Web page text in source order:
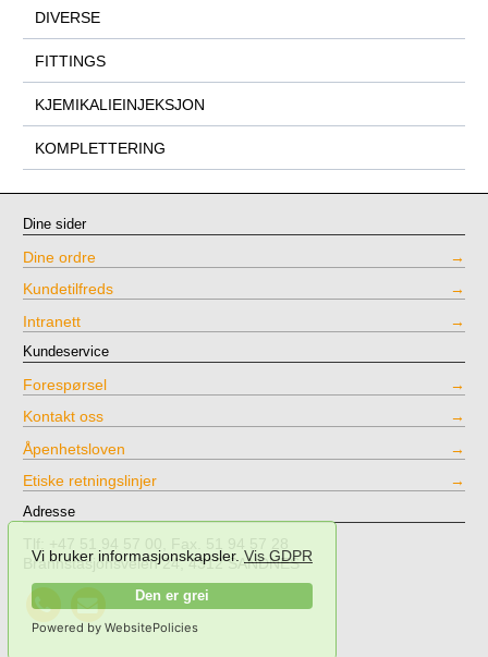
Vi bruker informasjonskapsler.Vis GDPR
Den er grei
Powered by WebsitePolicies
DIVERSE
FITTINGS
KJEMIKALIEINJEKSJON
KOMPLETTERING
Dine sider
Dine ordre
Kundetilfreds
Intranett
Kundeservice
Forespørsel
Kontakt oss
Åpenhetsloven
Etiske retningslinjer
Adresse
Tlf: +47 51 94 57 00, Fax. 51 94 57 28
Brannstasjonsveien 24, 4312 SANDNES
NPT
Testing
Send
mail
to